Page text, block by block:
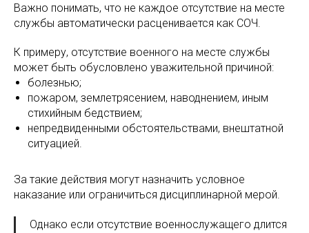
Важно понимать, что не каждое отсутствие на месте
службы автоматически расценивается как СОЧ.
К примеру, отсутствие военного на месте службы
может быть обусловлено уважительной причиной:
болезнью;
пожаром, землетрясением, наводнением, иным
стихийным бедствием;
непредвиденными обстоятельствами, внештатной
ситуацией.
За такие действия могут назначить условное
наказание или ограничиться дисциплинарной мерой.
Однако если отсутствие военнослужащего длится